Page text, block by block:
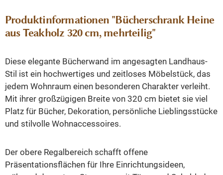
Produktinformationen "Bücherschrank Heine
aus Teakholz 320 cm, mehrteilig"
Diese elegante Bücherwand im angesagten Landhaus-
Stil ist ein hochwertiges und zeitloses Möbelstück, das
jedem Wohnraum einen besonderen Charakter verleiht.
Mit ihrer großzügigen Breite von 320 cm bietet sie viel
Platz für Bücher, Dekoration, persönliche Lieblingsstücke
und stilvolle Wohnaccessoires.
Der obere Regalbereich schafft offene
Präsentationsflächen für Ihre Einrichtungsideen,